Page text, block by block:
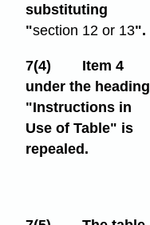
substituting
"section 12 or 13".
7(4)
Item 4
under the heading
"Instructions in
Use of Table" is
repealed.